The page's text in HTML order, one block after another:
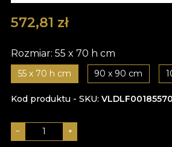
572,81 zł
Rozmiar: 55 x 70 h cm
55 x 70 h cm 90 x 90 cm
Kod produktu - SKU
− +